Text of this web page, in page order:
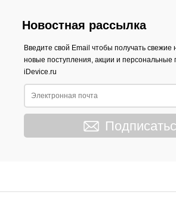
Новостная рассылка
Введите свой Email чтобы получать свежие
новые поступления, акции и персональные
iDevice.ru